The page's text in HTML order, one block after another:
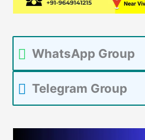
WhatsApp Group
Telegram Group